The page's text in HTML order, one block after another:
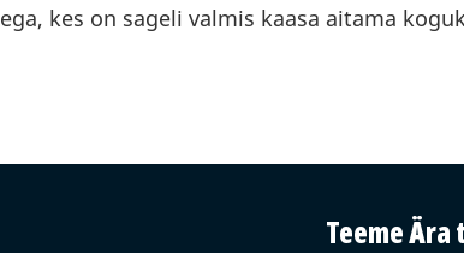
kes on sageli valmis kaasa aitama
Teeme